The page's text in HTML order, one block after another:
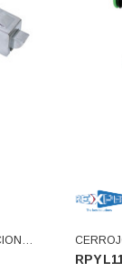
Usar
CONTRA